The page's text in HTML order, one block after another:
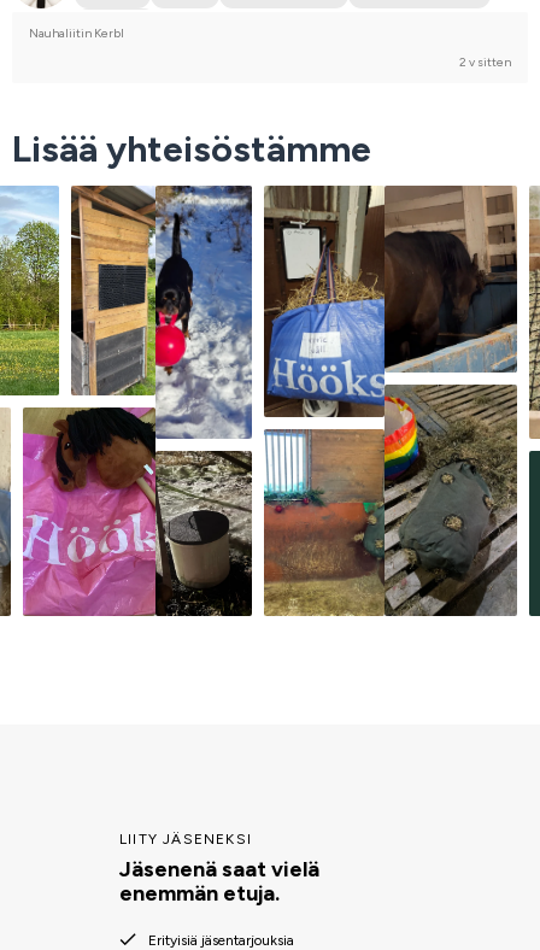
Nauhaliitin Kerbl
2 v sitten
Lisää yhteisöstämme
LIITY JÄSENEKSI
Jäsenenä saat vielä
enemmän etuja.
Erityisiä jäsentarjouksia